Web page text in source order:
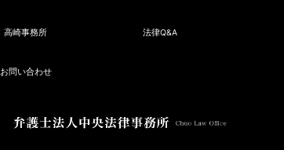
高崎事務所 法律Q&A
お問い合わせ